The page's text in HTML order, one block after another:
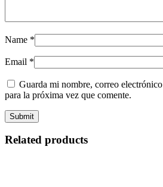
Name *
Email *
Guarda mi nombre, correo
para la próxima vez que comente.
Related products